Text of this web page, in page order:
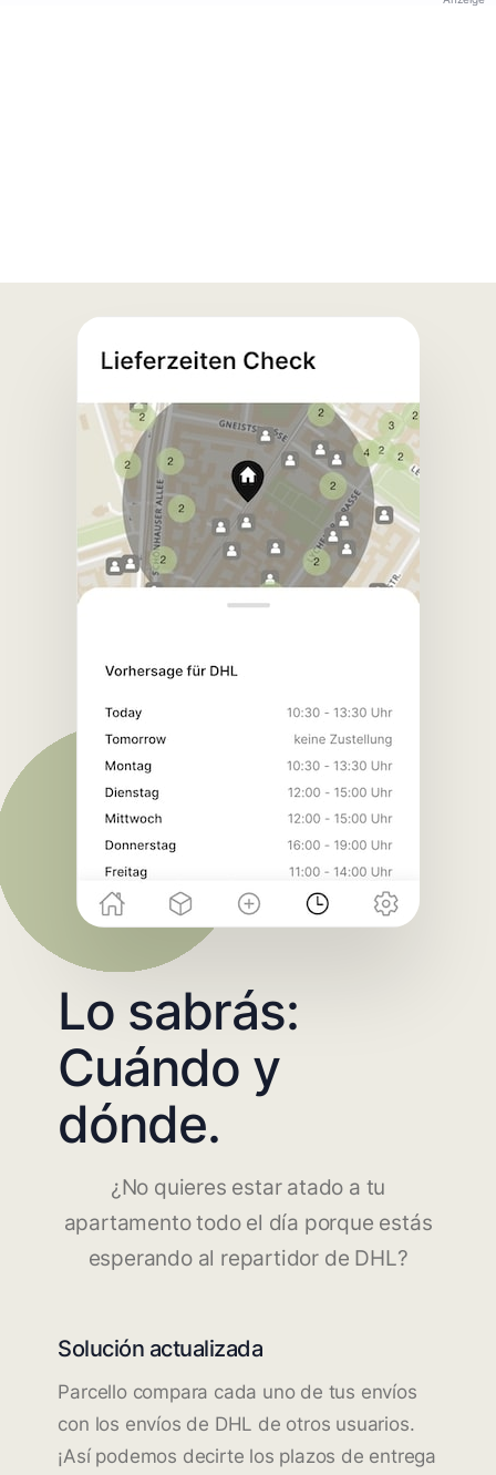
Lo sabrás:
Cuándo y
dónde.
¿No quieres estar atado a tu
apartamento todo el día porque estás
esperando al repartidor de DHL?
Solución actualizada
Parcello compara cada uno de tus envíos
con los envíos de DHL de otros usuarios.
¡Así podemos decirte los plazos de entrega